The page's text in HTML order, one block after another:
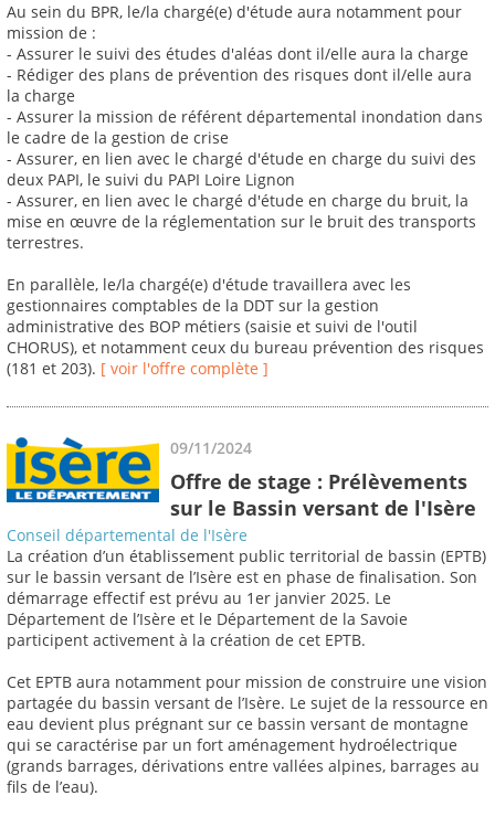
Au sein du BPR, le/la chargé(e) d'étude aura notamment pour
mission de :
- Assurer le suivi des études d'aléas dont il/elle aura la charge
- Rédiger des plans de prévention des risques dont il/elle aura
la charge
- Assurer la mission de référent départemental inondation dans
le cadre de la gestion de crise
- Assurer, en lien avec le chargé d'étude en charge du suivi des
deux PAPI, le suivi du PAPI Loire Lignon
- Assurer, en lien avec le chargé d'étude en charge du bruit, la
mise en œuvre de la réglementation sur le bruit des transports
terrestres.
En parallèle, le/la chargé(e) d'étude travaillera avec les
gestionnaires comptables de la DDT sur la gestion
administrative des BOP métiers (saisie et suivi de l'outil
CHORUS), et notamment ceux du bureau prévention des risques
(181 et 203). [ voir l'offre complète ]
09/11/2024
Offre de stage : Prélèvements
sur le Bassin versant de l'Isère
Conseil départemental de l'Isère
La création d’un établissement public territorial de bassin (EPTB)
sur le bassin versant de l’Isère est en phase de finalisation. Son
démarrage effectif est prévu au 1er janvier 2025. Le
Département de l’Isère et le Département de la Savoie
participent activement à la création de cet EPTB.
Cet EPTB aura notamment pour mission de construire une vision
partagée du bassin versant de l’Isère. Le sujet de la ressource en
eau devient plus prégnant sur ce bassin versant de montagne
qui se caractérise par un fort aménagement hydroélectrique
(grands barrages, dérivations entre vallées alpines, barrages au
fils de l’eau).